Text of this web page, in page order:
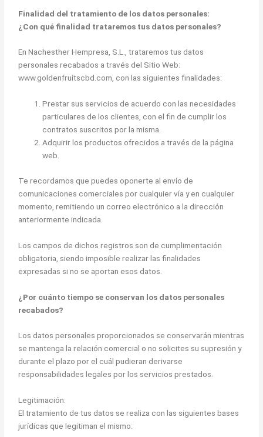
Finalidad del tratamiento de los datos personales:
¿Con qué finalidad trataremos tus datos personales?
En Nachesther Hempresa, S.L., trataremos tus datos
personales recabados a través del Sitio Web:
www.goldenfruitscbd.com, con las siguientes finalidades:
Prestar sus servicios de acuerdo con las necesidades
particulares de los clientes, con el fin de cumplir los
contratos suscritos por la misma.
Adquirir los productos ofrecidos a través de la página
web.
Te recordamos que puedes oponerte al envío de
comunicaciones comerciales por cualquier vía y en cualquier
momento, remitiendo un correo electrónico a la dirección
anteriormente indicada.
Los campos de dichos registros son de cumplimentación
obligatoria, siendo imposible realizar las finalidades
expresadas si no se aportan esos datos.
¿Por cuánto tiempo se conservan los datos personales
recabados?
Los datos personales proporcionados se conservarán mientras
se mantenga la relación comercial o no solicites su supresión y
durante el plazo por el cuál pudieran derivarse
responsabilidades legales por los servicios prestados.
Legitimación:
El tratamiento de tus datos se realiza con las siguientes bases
jurídicas que legitiman el mismo: